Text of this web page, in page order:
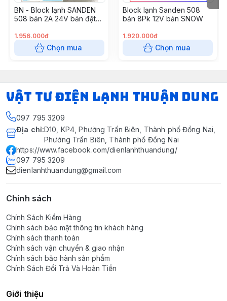
BN - Block lạnh SANDEN
508 bản 2A 24V bản đặt
1.956.000đ
Chọn mua
Block lạnh Sanden 508
bản 8Pk 12V bản SNOW
1.920.000đ
Chọn mua
VẬT TƯ ĐIỆN LẠNH THUẬN DUNG
097 795 3209
Địa chỉ:D10, KP4, Phường Trấn Biên, Thành phố Đồng Nai,
Phường Trấn Biên, Thành phố Đồng Nai
https://www.facebook.com/dienlanhthuandung/
097 795 3209
dienlanhthuandung@gmail.com
Chính sách
Chính Sách Kiểm Hàng
Chính sách bảo mật thông tin khách hàng
Chính sách thanh toán
Chính sách vận chuyển & giao nhận
Chính sách bảo hành sản phẩm
Chính Sách Đổi Trả Và Hoàn Tiền
Giới thiệu